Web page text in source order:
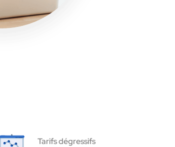
Tarifs dégressifs